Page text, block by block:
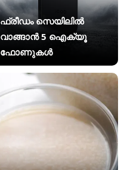
ഫ്രീഡം സെയിലിൽ
വാങ്ങാൻ 5 ഐക്യൂ
ഫോണുകൾ